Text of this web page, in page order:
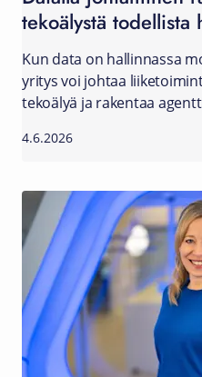
tekoälystä todellista
Kun data on hallinnassa
yritys voi johtaa
tekoälyä ja rakentaa
4.6.2026